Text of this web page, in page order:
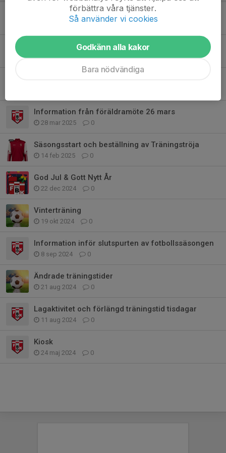
Nu drar vi igång höstsäsongen :-)
24 jul 2025 0
Serie och Matchkallelse
2 maj 2025 0
Information från föräldramöte 26 mars
28 mar 2025 0
Säsongsstart och beställning av Träningströja
14 feb 2025 0
God Jul & Gott Nytt År
22 dec 2024 0
Vinterträning
19 okt 2024 0
Information inför slutspurten av fotbollssäsongen
8 sep 2024 0
Ändrade träningstider
21 aug 2024 0
Lagaktivitet och förlängd träningstid tisdagar
11 aug 2024 0
Kiosk
24 maj 2024 0
förbättra våra tjänster.
Så använder vi cookies
Godkänn alla kakor
Bara nödvändiga